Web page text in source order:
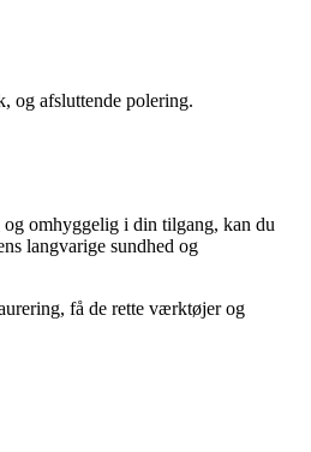
og afsluttende polering.
omhyggelig i din tilgang, kan du
langvarige sundhed og
få de rette værktøjer og